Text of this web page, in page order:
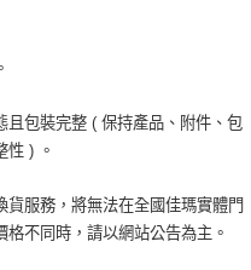
包裝完整 ( 保持產品、附件、包
性 ) 。
服務，將無法在全國佳瑪實體門
不同時，請以網站公告為主。